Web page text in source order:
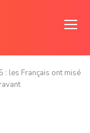
: les Français ont misé